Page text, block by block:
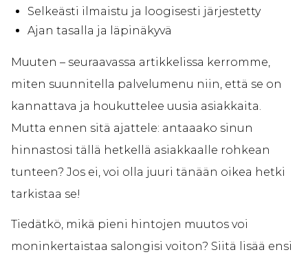
Selkeästi ilmaistu ja loogisesti järjestetty
Ajan tasalla ja läpinäkyvä
Muuten – seuraavassa artikkelissa kerromme,
miten suunnitella palvelumenu niin, että se on
kannattava ja houkuttelee uusia asiakkaita.
Mutta ennen sitä ajattele: antaaako sinun
hinnastosi tällä hetkellä asiakkaalle rohkean
tunteen? Jos ei, voi olla juuri tänään oikea hetki
tarkistaa se!
Tiedätkö, mikä pieni hintojen muutos voi
moninkertaistaa salongisi voiton? Siitä lisää ensi